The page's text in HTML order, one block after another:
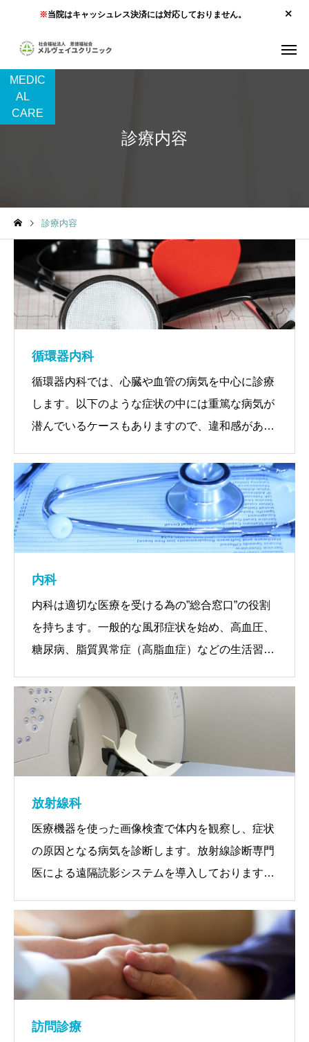
※当院はキャッシュレス決済には対応しておりません。
診療内容
MEDIC
AL
CARE
診療内容
循環器内科
循環器内科では、心臓や血管の病気を中心に診療
します。以下のような症状の中には重篤な病気が
潜んでいるケースもありますので、違和感があれ
【よくある症状】
高血圧・息切れ・動機・めまい
不整脈・胸痛・胸部圧迫感 など
内科
内科は適切な医療を受ける為の”総合窓口”の役割
を持ちます。一般的な風邪症状を始め、高血圧、
糖尿病、脂質異常症（高脂血症）などの生活習慣
【よくある症状】
風邪症状・腹痛・むくみ
疲労感・急な体重の増減・食欲不振
放射線科
医療機器を使った画像検査で体内を観察し、症状
の原因となる病気を診断します。放射線診断専門
医による遠隔読影システムを導入しております。
【当院の主な医療機器】
・X線TV装置（兼レントゲン、骨密度）
・16列CT装置
・超音波装置
訪問診療